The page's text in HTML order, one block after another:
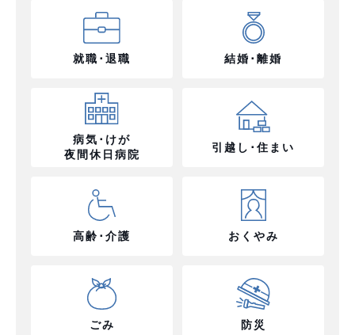
就職･退職 結婚･離婚
病気･けが
夜間休日病院
引越し･住まい
高齢･介護 おくやみ
ごみ 防災